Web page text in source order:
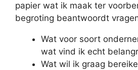
papier wat ik maak ter
begroting beantwoordt
Wat voor soort
wat vind ik echt
Wat wil ik graag